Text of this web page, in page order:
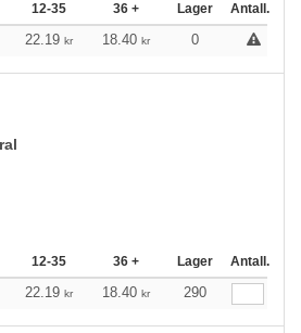
12-35 36 + Lager Antall.
22.19 kr 18.40 kr 0
12-35 36 + Lager Antall.
22.19 kr 18.40 kr 290